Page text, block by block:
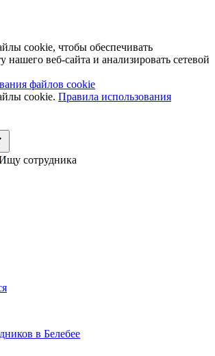
cookie, чтобы обеспечивать
нашего веб-сайта и анализировать сетевой
файлов cookie
cookie. Правила использования
сотрудника
в Белебее